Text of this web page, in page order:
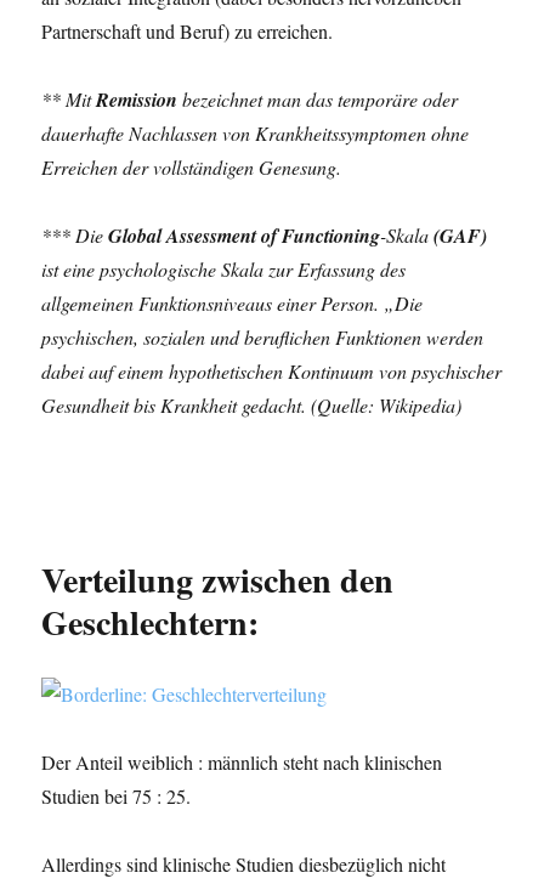
Partnerschaft und Beruf) zu erreichen.
** MitRemission bezeichnet man das temporäre oder
dauerhafte Nachlassen von Krankheitssymptomen ohne
Erreichen der vollständigen Genesung.
*** DieGlobal Assessment of Functioning-Skala(GAF)
ist eine psychologische Skala zur Erfassung des
allgemeinen Funktionsniveaus einer Person. „Die
psychischen, sozialen und beruflichen Funktionen werden
dabei auf einem hypothetischen Kontinuum von psychischer
Gesundheit bis Krankheit gedacht. (Quelle: Wikipedia)
Verteilung zwischen den
Geschlechtern:
Der Anteil weiblich : männlich steht nach klinischen
Studien bei 75 : 25.
Allerdings sind klinische Studien diesbezüglich nicht